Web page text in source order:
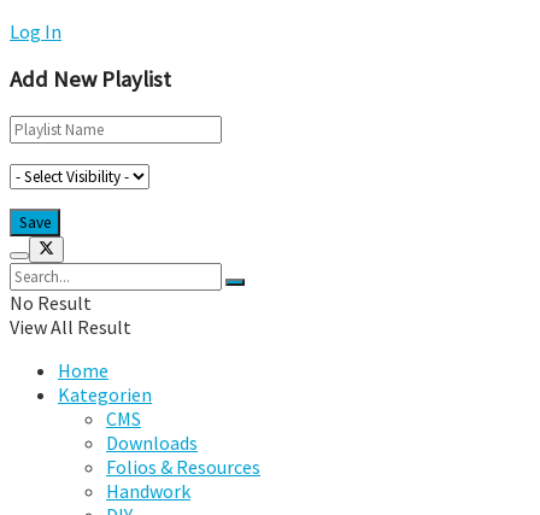
Log In
Add New Playlist
No Result
View All Result
Home
Kategorien
CMS
Downloads
Folios & Resources
Handwork